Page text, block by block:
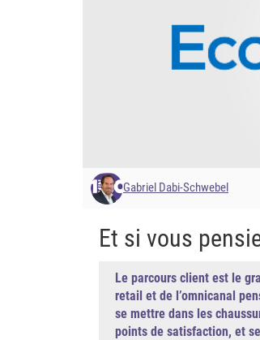
Gabriel Dabi-Schwebel
Et si vous
Le parcours client est le
retail et de l’omnicanal
se mettre dans les
points de satisfaction, et